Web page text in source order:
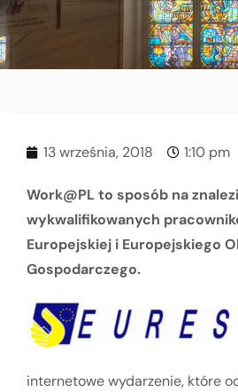
13 września, 2018 1:10 pm
Work@PL to sposób na
wykwalifikowanych
Europejskiej i Europejskiego
Gospodarczego.
internetowe wydarzenie, które